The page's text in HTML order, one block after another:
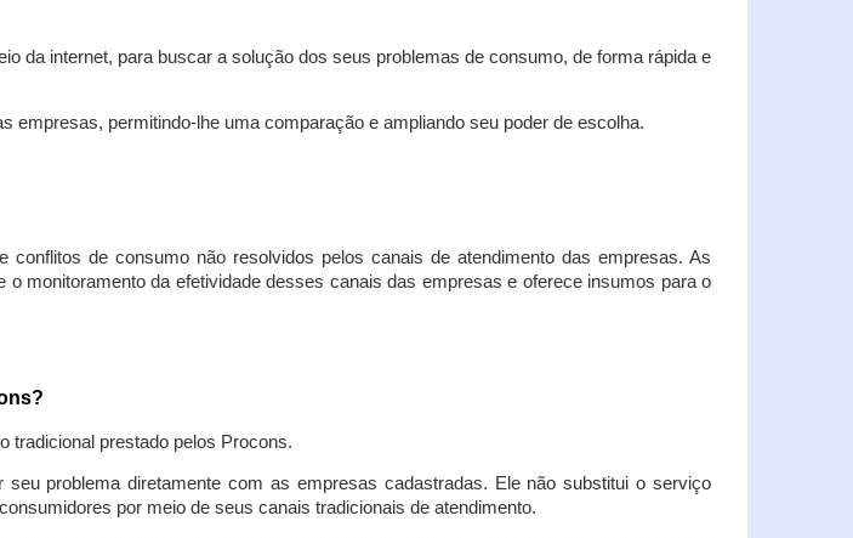
da internet, para buscar a solução dos seus problemas de consumo, de forma rápida e
permitindo-lhe uma comparação e ampliando seu poder de escolha.
de consumo não resolvidos pelos canais de atendimento das empresas. As
monitoramento da efetividade desses canais das empresas e oferece insumos para o
tradicional prestado pelos Procons.
problema diretamente com as empresas cadastradas. Ele não substitui o serviço
por meio de seus canais tradicionais de atendimento.